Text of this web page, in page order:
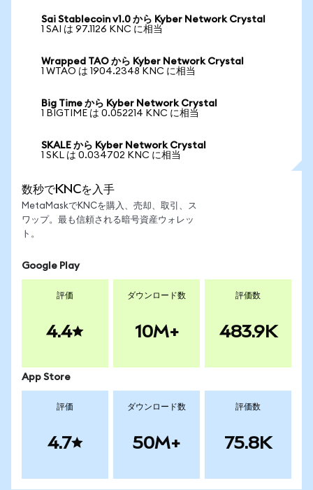
Sai Stablecoin v1.0 から Kyber Network Crystal
1 SAI は 97.1126 KNC に相当
Wrapped TAO から Kyber Network Crystal
1 WTAO は 1904.2348 KNC に相当
Big Time から Kyber Network Crystal
1 BIGTIME は 0.052214 KNC に相当
SKALE から Kyber Network Crystal
1 SKL は 0.034702 KNC に相当
数秒でKNCを入手
MetaMaskでKNCを購入、売却、取引、ス
ワップ。最も信頼される暗号資産ウォレッ
ト。
Google Play
評価
4.4
ダウンロード数
10M+
評価数
483.9K
App Store
評価
4.7
ダウンロード数
50M+
評価数
75.8K